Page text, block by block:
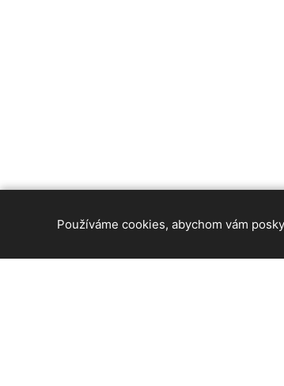
Používáme cookies, abychom vám